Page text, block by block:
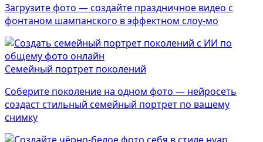
Загрузите фото — создайте праздничное видео с
фонтаном шампанского в эффектном слоу-мо
Семейный портрет поколений
Соберите поколение на одном фото — нейросеть
создаст стильный семейный портрет по вашему
снимку